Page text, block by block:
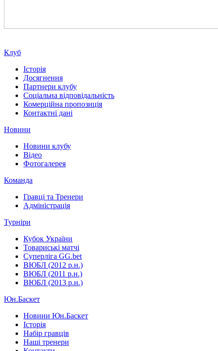
Клуб
Історія
Досягнення
Партнери клубу
Соціальна відповідальність
Комерційна пропозиція
Контактні дані
Новини
Новини клубу
Відео
Фотогалерея
Команда
Гравці та Тренери
Адміністрація
Турніри
Кубок України
Товариські матчі
Суперліга GG.bet
ВЮБЛ (2012 р.н.)
ВЮБЛ (2011 р.н.)
ВЮБЛ (2013 р.н.)
Юн.Баскет
Новини Юн.Баскет
Історія
Набір гравців
Наші тренери